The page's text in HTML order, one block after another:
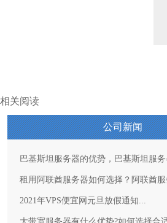
相关阅读
公司新闻
巴基斯坦服务器的优势，巴基斯坦服
租用阿联酋服务器如何选择？阿联酋
2021年VPS便宜网元旦放假通知...